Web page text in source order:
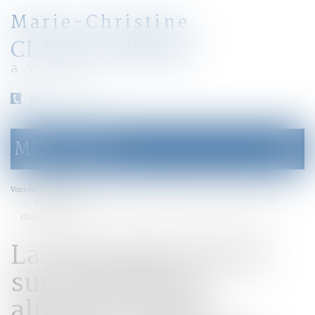
Marie-Christine
CLARAZ-MURAT
avocat
le
menu
MENU
Vous êtes ici :
chose à partager
La proposition de loi
sur la résidence